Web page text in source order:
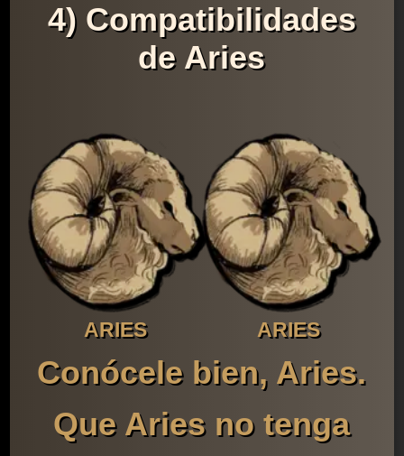
4) Compatibilidades
de Aries
ARIES ARIES
Conócele bien, Aries.
Que Aries no tenga